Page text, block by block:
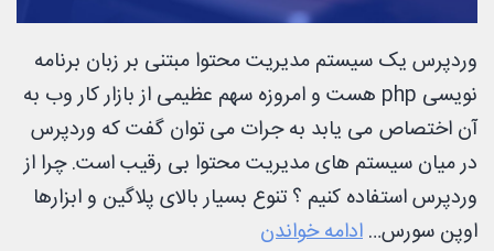
وردپرس یک سیستم مدیریت محتوا مبتنی بر زبان برنامه
نویسی php هست و امروزه سهم عظیمی از بازار کار وب به
آن اختصاص می یابد به جرات می توان گفت که وردپرس
در میان سیستم های مدیریت محتوا بی رقیب است. چرا از
وردپرس استفاده کنیم ؟ تنوع بسیار بالای پلاگین و ابزارها
اوپن سورس… ادامه خواندن